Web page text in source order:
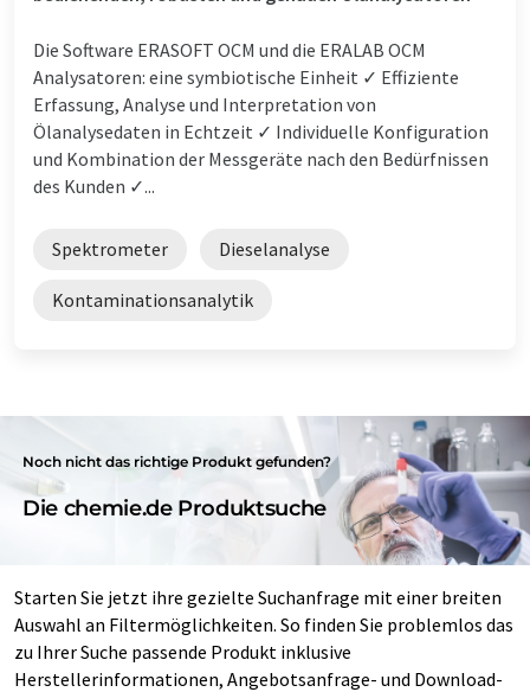
Die Software ERASOFT OCM und die ERALAB OCM
Analysatoren: eine symbiotische Einheit ✓ Effiziente
Erfassung, Analyse und Interpretation von
Ölanalysedaten in Echtzeit ✓ Individuelle Konfiguration
und Kombination der Messgeräte nach den Bedürfnissen
des Kunden ✓...
Spektrometer Dieselanalyse
Kontaminationsanalytik
Noch nicht das richtige Produkt gefunden?
Die chemie.de Produktsuche
Starten Sie jetzt ihre gezielte Suchanfrage mit einer breiten
Auswahl an Filtermöglichkeiten. So finden Sie problemlos das
zu Ihrer Suche passende Produkt inklusive
Herstellerinformationen, Angebotsanfrage- und Download-